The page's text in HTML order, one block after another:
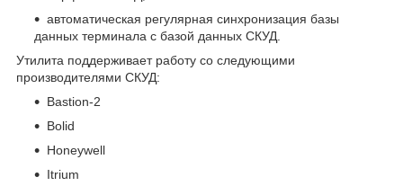
автоматическая регулярная синхронизация базы
данных терминала с базой данных СКУД.
Утилита поддерживает работу со следующими
производителями СКУД:
Bastion-2
Bolid
Honeywell
Itrium